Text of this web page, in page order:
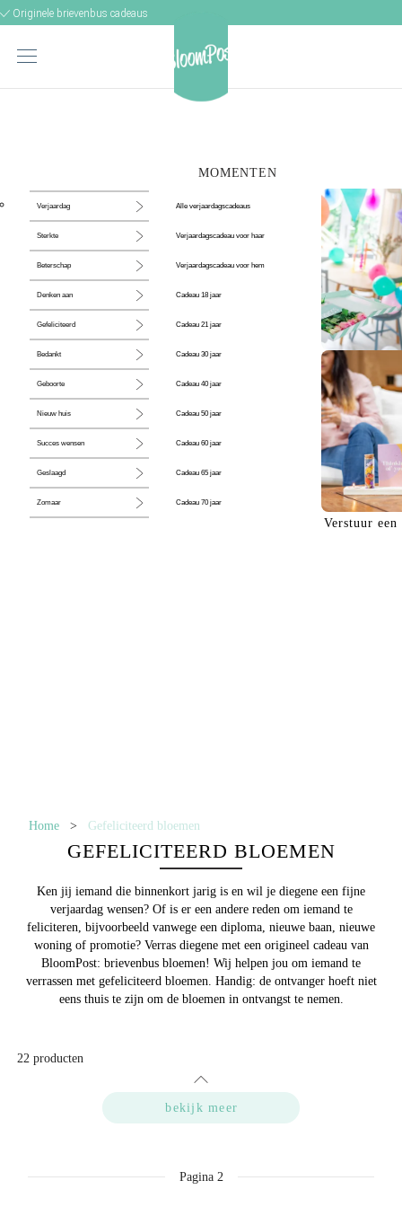
Originele brievenbus cadeaus
MOMENTEN
Verjaardag
Sterkte
Beterschap
Denken aan
Gefeliciteerd
Bedankt
Geboorte
Nieuw huis
Succes wensen
Geslaagd
Zomaar
Alle verjaardagscadeaus
Verjaardagscadeau voor haar
Verjaardagscadeau voor hem
Cadeau 18 jaar
Cadeau 21 jaar
Cadeau 30 jaar
Cadeau 40 jaar
Cadeau 50 jaar
Cadeau 60 jaar
Cadeau 65 jaar
Cadeau 70 jaar
De perfecte
Verstuur een
Home > Gefeliciteerd bloemen
GEFELICITEERD BLOEMEN
Ken jij iemand die binnenkort jarig is en wil je diegene een fijne
verjaardag wensen? Of is er een andere reden om iemand te
feliciteren, bijvoorbeeld vanwege een diploma, nieuwe baan, nieuwe
woning of promotie? Verras diegene met een origineel cadeau van
BloomPost: brievenbus bloemen! Wij helpen jou om iemand te
verrassen met gefeliciteerd bloemen. Handig: de ontvanger hoeft niet
eens thuis te zijn om de bloemen in ontvangst te nemen.
22 producten
bekijk meer
Pagina 2